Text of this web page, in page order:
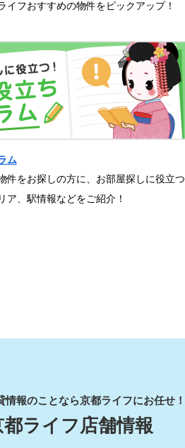
イフおすすめの物件をピックアップ！
ム
件をお探しの方に、お部屋探しに役立つ
ア、駅情報などをご紹介！
情報のことなら京都ライフにお任せ！
都ライフ店舗情報